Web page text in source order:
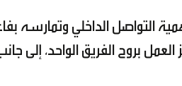
التواصل الداخلي وتمارسه
بروح الفريق الواحد، إلى